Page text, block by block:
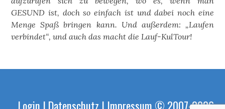
GESUND ist, doch so einfach ist und dabei noch eine
Menge Spaß bringen kann. Und außerdem: „Laufen
verbindet“, und auch das macht die Lauf-KulTour!
Login | Datenschutz | Impressum © 2007-2026